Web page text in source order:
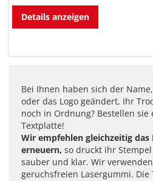
Details anzeigen
Bei Ihnen haben sich der
oder das Logo geändert, Ihr
noch in Ordnung? Bestellen sie
Textplatte!
Wir empfehlen gleichzeitig das
erneuern, so druckt ihr
sauber und klar. Wir
geruchsfreien Lasergummi. Die